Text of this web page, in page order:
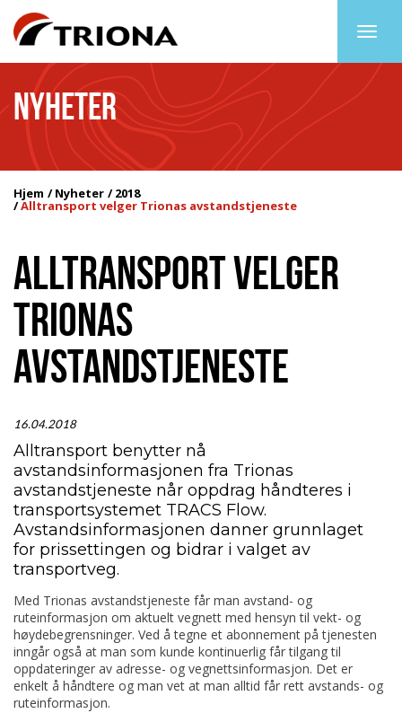
NYHETER
Hjem Nyheter 2018
Alltransport velger Trionas avstandstjeneste
ALLTRANSPORT VELGER
TRIONAS
AVSTANDSTJENESTE
16.04.2018
Alltransport benytter nå
avstandsinformasjonen fra Trionas
avstandstjeneste når oppdrag håndteres i
transportsystemet TRACS Flow.
Avstandsinformasjonen danner grunnlaget
for prissettingen og bidrar i valget av
transportveg.
Med Trionas avstandstjeneste får man avstand- og
ruteinformasjon om aktuelt vegnett med hensyn til vekt- og
høydebegrensninger. Ved å tegne et abonnement på tjenesten
inngår også at man som kunde kontinuerlig får tilgang til
oppdateringer av adresse- og vegnettsinformasjon. Det er
enkelt å håndtere og man vet at man alltid får rett avstands- og
ruteinformasjon.